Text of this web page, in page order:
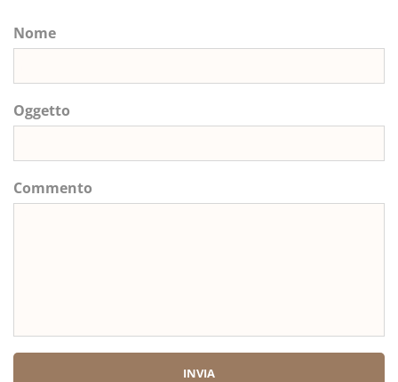
Nome
Oggetto
Commento